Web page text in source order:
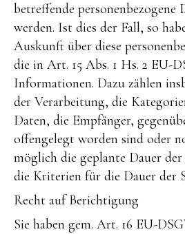
betreffende personenbezogene
werden. Ist dies der Fall, so
Auskunft über diese
die in Art. 15 Abs. 1 Hs. 2 EU-
Informationen. Dazu zählen
der Verarbeitung, die
Daten, die Empfänger,
offengelegt worden sind oder
möglich die geplante Dauer
die Kriterien für die Dauer der
Recht auf Berichtigung
Sie haben gem. Art. 16 EU-